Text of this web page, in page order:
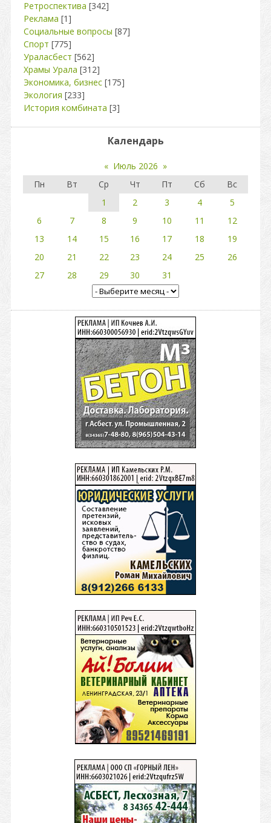
Ретроспектива [342]
Реклама [1]
Социальные вопросы [87]
Спорт [775]
Ураласбест [562]
Храмы Урала [312]
Экономика, бизнес [175]
Экология [233]
История комбината [3]
Календарь
« Июль 2026 »
Пн
Вт Ср Чт Пт Сб
Вс
1
2 3 4
5
6
7 8 9 10 11
12
13
14 15 16 17 18
19
20
21 22 23 24 25
26
27
28 29 30 31